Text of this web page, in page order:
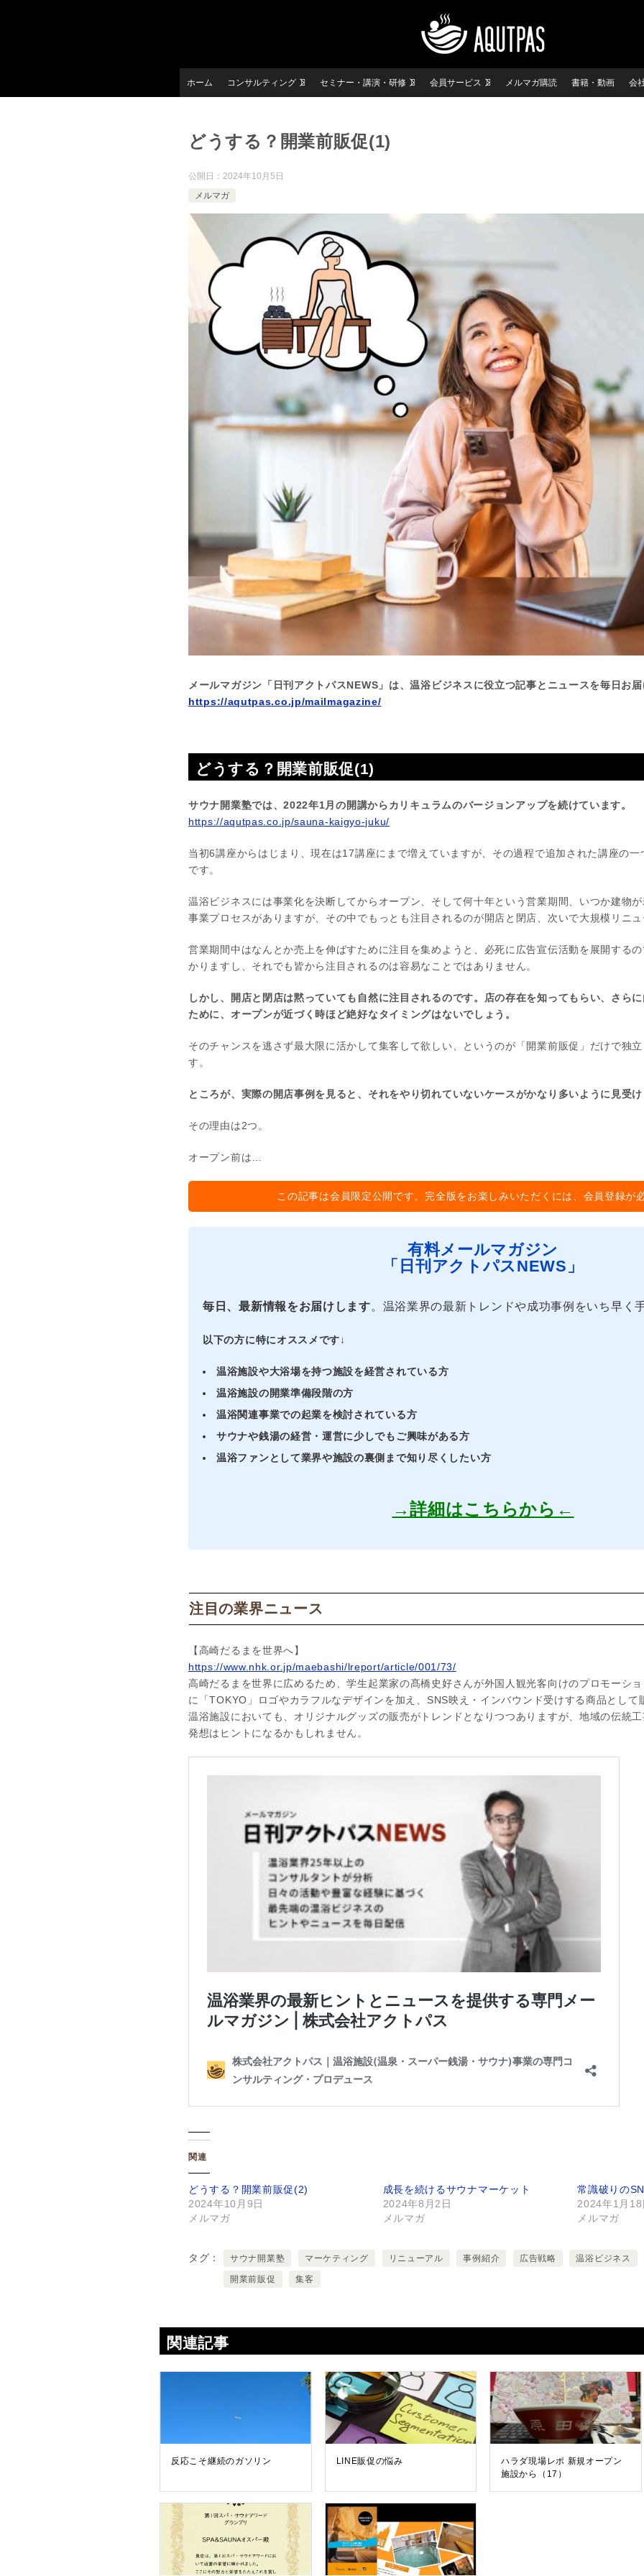
ホーム コンサルティング セミナー・講演・研修 会員サービス メルマガ購読 書籍・動画 会
どうする？開業前販促(1)
公開日： 2024年10月5日
メルマガ
メールマガジン「日刊アクトパスNEWS」は、温浴ビジネスに役立つ記事とニュースを毎日お
https://aqutpas.co.jp/mailmagazine/
どうする？開業前販促(1)
サウナ開業塾では、2022年1月の開講からカリキュラムのバージョンアップを続けています。
https://aqutpas.co.jp/sauna-kaigyo-juku/
当初6講座からはじまり、現在は17講座にまで増えていますが、その過程で追加された講座の一
です。
温浴ビジネスには事業化を決断してからオープン、そして何十年という営業期間、いつか建物
事業プロセスがありますが、その中でもっとも注目されるのが開店と閉店、次いで大規模リニュ
営業期間中はなんとか売上を伸ばすために注目を集めようと、必死に広告宣伝活動を展開する
かりますし、それでも皆から注目されるのは容易なことではありません。
しかし、開店と閉店は黙っていても自然に注目されるのです。店の存在を知ってもらい、さら
ために、オープンが近づく時ほど絶好なタイミングはないでしょう。
そのチャンスを逃さず最大限に活かして集客して欲しい、というのが「開業前販促」だけで独
す。
ところが、実際の開店事例を見ると、それをやり切れていないケースがかなり多いように見受け
その理由は2つ。
オープン前は…
この記事は会員限定公開です。完全版をお楽しみいただくには、会員登録が
有料メールマガジン
「日刊アクトパスNEWS」
毎日、最新情報をお届けします。温浴業界の最新トレンドや成功事例をいち早く
以下の方に特にオススメです↓
温浴施設や大浴場を持つ施設を経営されている方
温浴施設の開業準備段階の方
温浴関連事業での起業を検討されている方
サウナや銭湯の経営・運営に少しでもご興味がある方
温浴ファンとして業界や施設の裏側まで知り尽くしたい方
→詳細はこちらから←
注目の業界ニュース
【高崎だるまを世界へ】
https://www.nhk.or.jp/maebashi/lreport/article/001/73/
高崎だるまを世界に広めるため、学生起業家の髙橋史好さんが外国人観光客向けのプロモーシ
に「TOKYO」ロゴやカラフルなデザインを加え、SNS映え・インバウンド受けする商品として
温浴施設においても、オリジナルグッズの販売がトレンドとなりつつありますが、地域の伝統
発想はヒントになるかもしれません。
関連
どうする？開業前販促(2)
2024年10月9日
メルマガ
成長を続けるサウナマーケット
2024年8月2日
メルマガ
常識破りの
2024年1月18
メルマガ
タグ サウナ開業塾 マーケティング リニューアル 事例紹介 広告戦略 温浴ビジネス
開業前販促 集客
関連記事
反応こそ継続のガソリン LINE販促の悩み
ハラダ現場レポ 新規オープン
施設から（17）